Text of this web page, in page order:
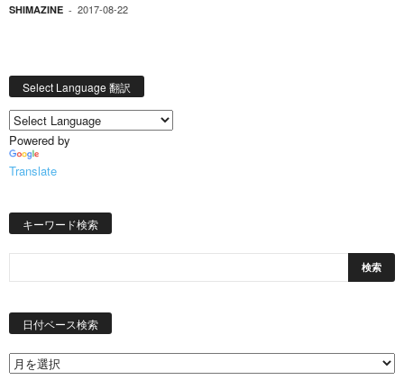
SHIMAZINE - 2017-08-22
Select Language 翻訳
Powered by
Translate
キーワード検索
日付ベース検索